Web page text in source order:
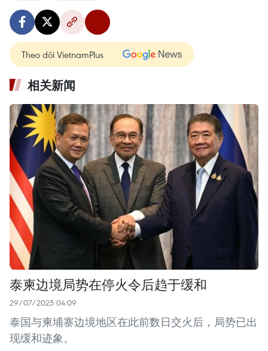
Theo dõi VietnamPlus
相关新闻
泰柬边境局势在停火令后趋于缓和
29/07/2025 04:09
泰国与柬埔寨边境地区在此前数日交火后，局势已出
现缓和迹象。